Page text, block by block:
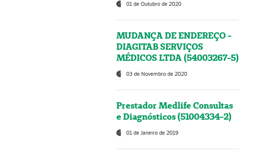
01 de Outubro de 2020
MUDANÇA DE ENDEREÇO -
DIAGITAB SERVIÇOS
MÉDICOS LTDA (54003267-5)
03 de Novembro de 2020
Prestador Medlife Consultas
e Diagnósticos (51004334-2)
01 de Janeiro de 2019